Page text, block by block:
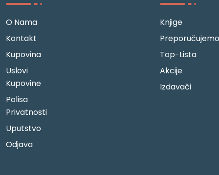
O Nama
Kontakt
Kupovina
Uslovi
Kupovine
Polisa
Privatnosti
Uputstvo
Odjava
Knjige
Preporučujemo
Top-Lista
Akcije
Izdavači